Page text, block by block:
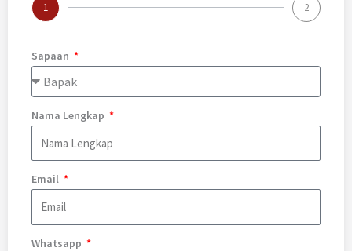
1 2
Sapaan
Nama Lengkap
Email
Whatsapp